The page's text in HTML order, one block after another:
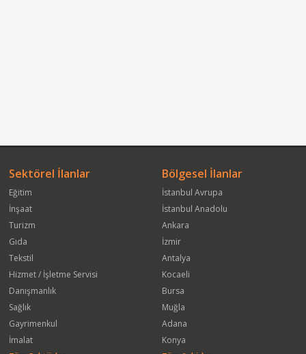
Sektörel İlanlar
Eğitim
İnşaat
Turizm
Gıda
Tekstil
Hizmet / İşletme Servisi
Danışmanlık
Sağlık
Gayrimenkul
İmalat
Bölgesel İlanlar
İstanbul Avrupa
İstanbul Anadolu
Ankara
İzmir
Antalya
Kocaeli
Bursa
Muğla
Adana
Konya